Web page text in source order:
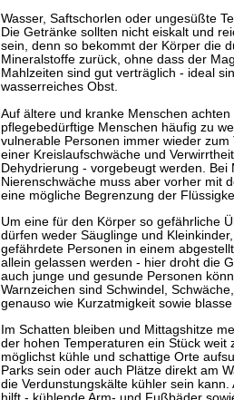
Wasser, Saftschorlen oder ungesüßte
Die Getränke sollten nicht eiskalt und
sein, denn so bekommt der Körper die
Mineralstoffe zurück, ohne dass der
Mahlzeiten sind gut verträglich - ideal
wasserreiches Obst.
Auf ältere und kranke Menschen
pflegebedürftige Menschen häufig zu
vulnerable Personen immer wieder
einer Kreislaufschwäche und
Dehydrierung - vorgebeugt werden. Bei
Nierenschwäche muss aber vorher mit
eine mögliche Begrenzung der
Um eine für den Körper so gefährliche
dürfen weder Säuglinge und
gefährdete Personen in einem
allein gelassen werden - hier droht die
auch junge und gesunde Personen
Warnzeichen sind Schwindel,
genauso wie Kurzatmigkeit sowie
Im Schatten bleiben und Mittagshitze
der hohen Temperaturen ein Stück weit
möglichst kühle und schattige Orte
Parks sein oder auch Plätze direkt am
die Verdunstungskälte kühler sein